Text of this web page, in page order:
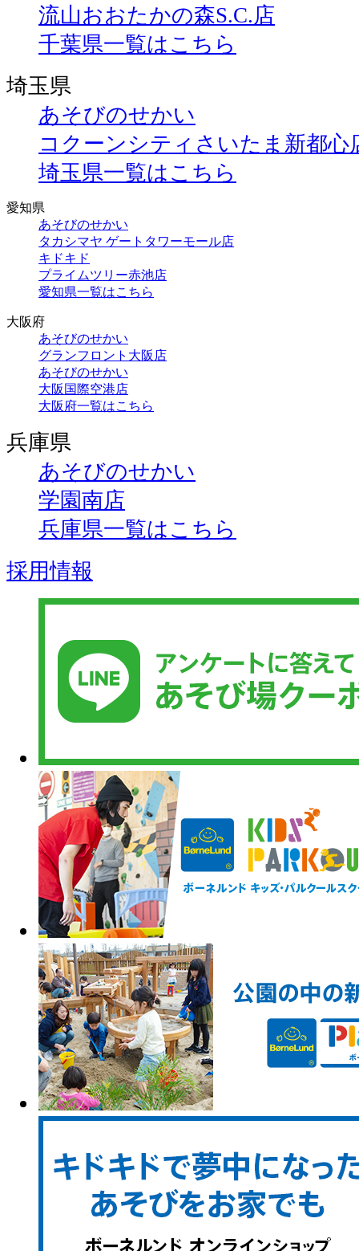
流山おおたかの森S.C.店
千葉県一覧はこちら
埼玉県
あそびのせかい
コクーンシティさいたま新都心
埼玉県一覧はこちら
愛知県
あそびのせかい
タカシマヤ ゲートタワーモール店
キドキド
プライムツリー赤池店
愛知県一覧はこちら
大阪府
あそびのせかい
グランフロント大阪店
あそびのせかい
大阪国際空港店
大阪府一覧はこちら
兵庫県
あそびのせかい
学園南店
兵庫県一覧はこちら
採用情報